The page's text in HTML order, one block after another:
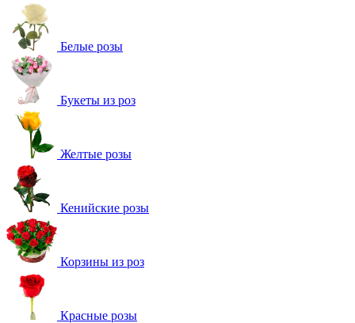
Белые розы
Букеты из роз
Желтые розы
Кенийские розы
Корзины из роз
Красные розы